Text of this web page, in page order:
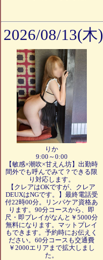
2026/08/13(木)
りか
9:00～0:00
【敏感×潮吹×甘えん坊】出勤時
間外でも呼んでみて？できる限
り対応します。
【クレアはOKですが、クレア
DEUXはNGです。】最終電話受
付22時00分。リンパケア資格あ
ります。90分コースから、即
尺・即プレイがなんと￥5000分
無料になります。マットプレイ
もできます。予約時にお伝えく
ださい。60分コースも交通費
￥2000エリアまで拡大しまし
た。